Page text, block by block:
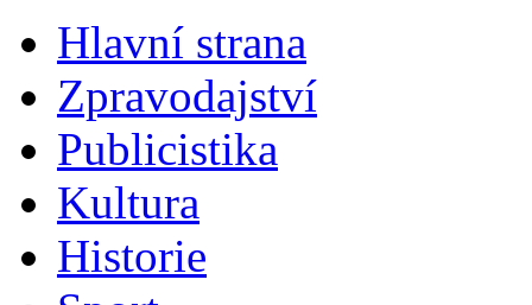
Hlavní strana
Zpravodajství
Publicistika
Kultura
Historie